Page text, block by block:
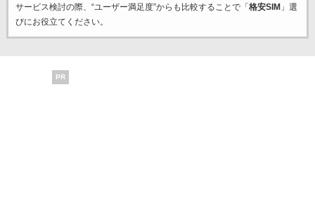
サービス検討の際、“ユーザー満足度”からも比較することで「 格安SIM 」選
びにお役立てください。
PR